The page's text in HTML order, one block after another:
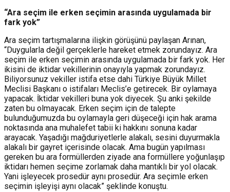
“Ara seçim ile erken seçimin arasında uygulamada bir
fark yok”
Ara seçim tartışmalarına ilişkin görüşünü paylaşan Arınan,
“Duygularla değil gerçeklerle hareket etmek zorundayız. Ara
seçim ile erken seçimin arasında uygulamada bir fark yok. Her
ikisini de iktidar vekillerinin onayıyla yapmak zorundayız.
Biliyorsunuz vekiller istifa etse dahi Türkiye Büyük Millet
Meclisi Başkanı o istifaları Meclis’e getirecek. Bir oylamaya
yapacak. İktidar vekilleri buna yok diyecek. Şu anki şekilde
zaten bu olmayacak. Erken seçim için de talepte
bulunduğumuzda bu oylamayla geri düşeceği için hak arama
noktasında ana muhalefet tabii ki hakkını sonuna kadar
arayacak. Yaşadığı mağduriyetlerle alakalı, sesini duyurmakla
alakalı bir gayret içerisinde olacak. Ama bugün yapılması
gereken bu ara formüllerden ziyade ana formüllere yoğunlaşıp
iktidarı hemen seçime zorlamak daha mantıklı bir yol olacak.
Yani işleyecek prosedür aynı prosedür. Ara seçimle erken
seçimin işleyişi aynı olacak” şeklinde konuştu.